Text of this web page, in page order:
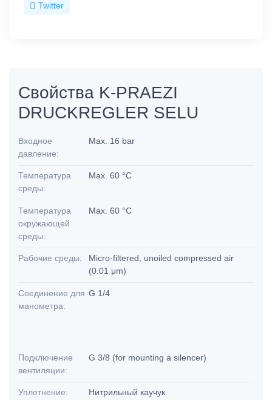
Twitter
Свойства K-PRAEZI
DRUCKREGLER SELU
Входное
давление:
Max. 16 bar
Температура
среды:
Max. 60 °C
Температура
окружающей
среды:
Max. 60 °C
Рабочие среды:
Micro-filtered, unoiled compressed air
(0.01 μm)
Соединение для
манометра:
G 1/4
Подключение
вентиляции:
G 3/8 (for mounting a silencer)
Уплотнение: Нитрильный каучук